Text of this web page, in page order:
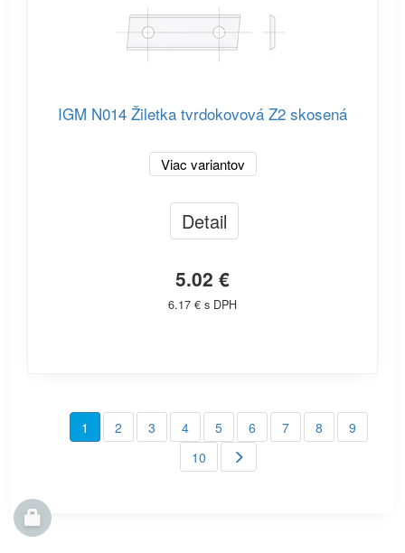
IGM N014 Žiletka tvrdokovová Z2 skosená
Viac variantov
Detail
5.02 €
6.17 € s DPH
1 2 3 4 5 6 7 8
9
10